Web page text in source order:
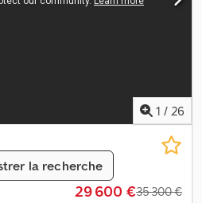
1 / 26
29 600 €35 300 €
la recherche